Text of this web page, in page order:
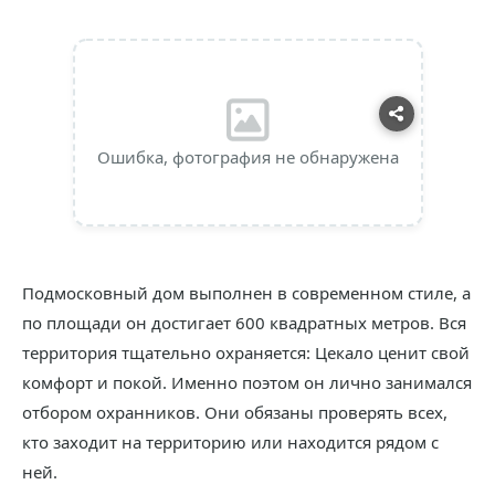
Ошибка, фотография не обнаружена
Подмосковный дом выполнен в современном стиле, а
по площади он достигает 600 квадратных метров. Вся
территория тщательно охраняется: Цекало ценит свой
комфорт и покой. Именно поэтом он лично занимался
отбором охранников. Они обязаны проверять всех,
кто заходит на территорию или находится рядом с
ней.